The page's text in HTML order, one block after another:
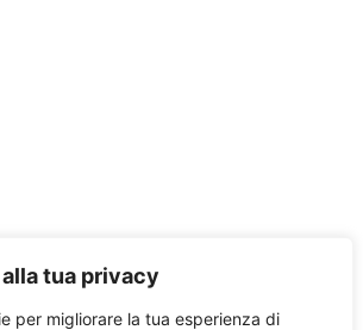
tua privacy
per migliorare la tua esperienza di